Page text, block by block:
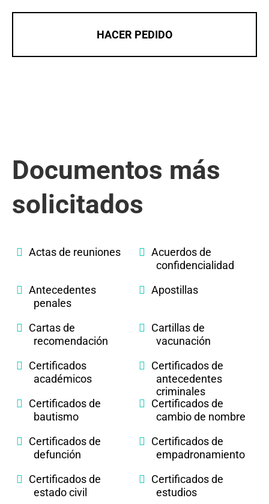
HACER PEDIDO
Documentos más
solicitados
Actas de reuniones
Acuerdos de
confidencialidad
Antecedentes
penales
Apostillas
Cartas de
recomendación
Cartillas de
vacunación
Certificados
académicos
Certificados de
antecedentes
criminales
Certificados de
bautismo
Certificados de
cambio de nombre
Certificados de
defunción
Certificados de
empadronamiento
Certificados de
estado civil
Certificados de
estudios